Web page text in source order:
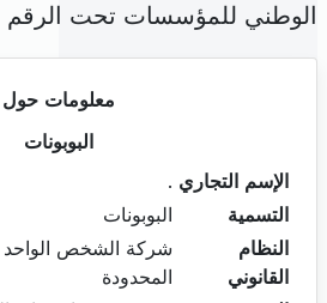
الوطني للمؤسسات تحت الرقم
معلومات حول
البوبونات
الإسم التجاري .
التسمية
البوبونات
النظام
القانوني
شركة الشخص الواحد
المحدودة